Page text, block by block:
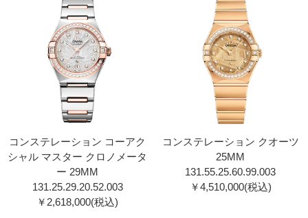
コンステレーション コーアク
シャル マスター クロノメータ
ー 29MM
131.25.29.20.52.00 3
￥2,618,000(税込)
コンステレーション クオーツ
25MM
131.55.25.60.99.00 3
￥4,510,000(税込)